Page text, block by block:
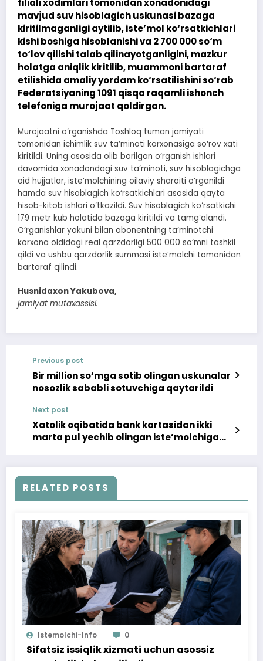
filiali xodimlari tomonidan xonadonidagi
mavjud suv hisoblagich uskunasi bazaga
kiritilmaganligi aytilib, iste’mol ko‘rsatkichlari
kishi boshiga hisoblanishi va 2 700 000 so‘m
to‘lov qilishi talab qilinayotganligini, mazkur
holatga aniqlik kiritilib, muammoni bartaraf
etilishida amaliy yordam ko‘rsatilishini so‘rab
Federatsiyaning 1091 qisqa raqamli ishonch
telefoniga murojaat qoldirgan.
Murojaatni o‘rganishda Toshloq tuman jamiyati
tomonidan ichimlik suv ta’minoti korxonasiga so‘rov xati
kiritildi. Uning asosida olib borilgan o‘rganish ishlari
davomida xonadondagi suv ta’minoti, suv hisoblagichga
oid hujjatlar, iste’molchining oilaviy sharoiti o‘rganildi
hamda suv hisoblagich ko‘rsatkichlari asosida qayta
hisob-kitob ishlari o‘tkazildi. Suv hisoblagich ko‘rsatkichi
179 metr kub holatida bazaga kiritildi va tamg‘alandi.
O‘rganishlar yakuni bilan abonentning ta’minotchi
korxona oldidagi real qarzdorligi 500 000 so‘mni tashkil
qildi va ushbu qarzdorlik summasi iste’molchi tomonidan
bartaraf qilindi.
Husnidaxon Yakubova,
jamiyat mutaxassisi.
Previous post
Bir million so‘mga sotib olingan uskunalar
nosozlik sababli sotuvchiga qaytarildi
Next post
Xatolik oqibatida bank kartasidan ikki
marta pul yechib olingan iste’molchiga
RELATED POSTS
Istemolchi-Info 0
Sifatsiz issiqlik xizmati uchun asossiz